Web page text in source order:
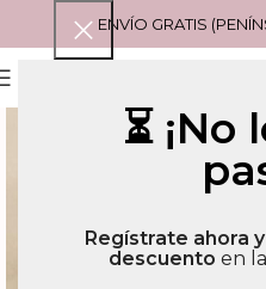
⏳
Regístrate ahora
descuento en
ENVÍO GRATIS